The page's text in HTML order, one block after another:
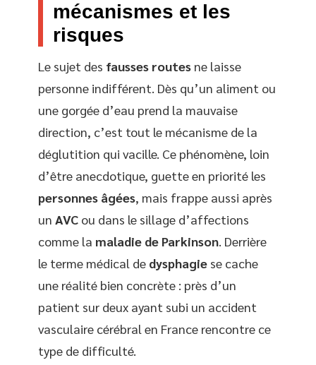
mécanismes et les
risques
Le sujet des fausses routes ne laisse
personne indifférent. Dès qu’un aliment ou
une gorgée d’eau prend la mauvaise
direction, c’est tout le mécanisme de la
déglutition qui vacille. Ce phénomène, loin
d’être anecdotique, guette en priorité les
personnes âgées, mais frappe aussi après
un AVC ou dans le sillage d’affections
comme la maladie de Parkinson . Derrière
le terme médical de dysphagie se cache
une réalité bien concrète : près d’un
patient sur deux ayant subi un accident
vasculaire cérébral en France rencontre ce
type de difficulté.